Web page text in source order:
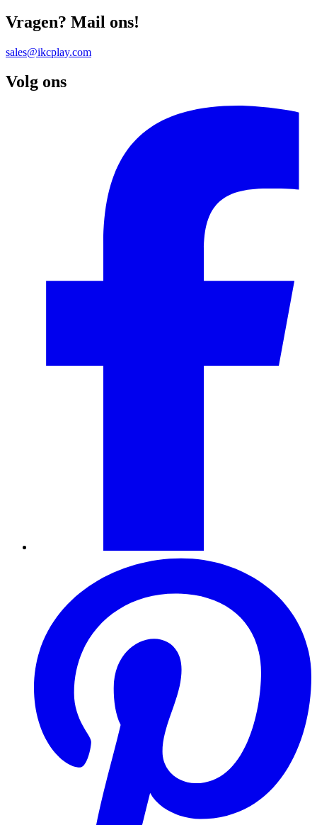
Vragen? Mail ons!
sales@ikcplay.com
Volg ons